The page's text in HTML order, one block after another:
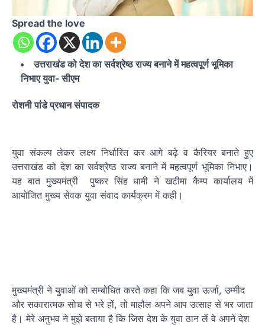
Spread the love
उत्तराखंड को देश का सर्वश्रेष्ठ राज्य बनाने में महत्वपूर्ण भूमिका
निभाए युवा- सीएम
रोशनी पांडे प्रधान संपादक
युवा संकल्प लेकर लक्ष्य निर्धारित कर आगे बढ़े व कैरियर बनाते हुए
उत्तराखंड को देश का सर्वश्रेष्ठ राज्य बनाने में महत्वपूर्ण भूमिका निभाए।
यह बात मुख्यमंत्री पुष्कर सिंह धामी ने खटीमा कैम्प कार्यालय में
आयोजित मुख्य सेवक युवा संवाद कार्यक्रम में कही।
मुख्यमंत्री ने युवाओं को सम्बोधित करते कहा कि जब युवा ऊर्जा, उम्मीद
और सकारात्मक सोच से भरे हों, तो माहौल अपने आप उत्साह से भर जाता
है। मेरे अनुभव ने मुझे बताया है कि जिस देश के युवा ठान लें वे अपने देश